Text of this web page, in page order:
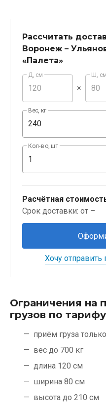
Рассчитать
Воронеж –
«Палета»
Д, см
×
Ш, см
Вес, кг
Кол-во, шт
Расчётная
Срок доставки: от –
Хочу отправить
Ограничения на
грузов по
приём груза
вес до 700 кг
длина 120 см
ширина 80 см
высота до 210 см